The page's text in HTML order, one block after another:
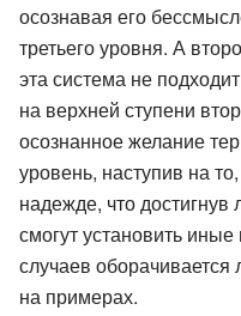
осознавая его
третьего уровня. А
эта система не
на верхней ступени
осознанное желание
уровень, наступив на
надежде, что
смогут установить
случаев оборачивается
на примерах.